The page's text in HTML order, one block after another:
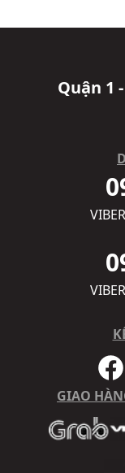
Quận 1
GIAO